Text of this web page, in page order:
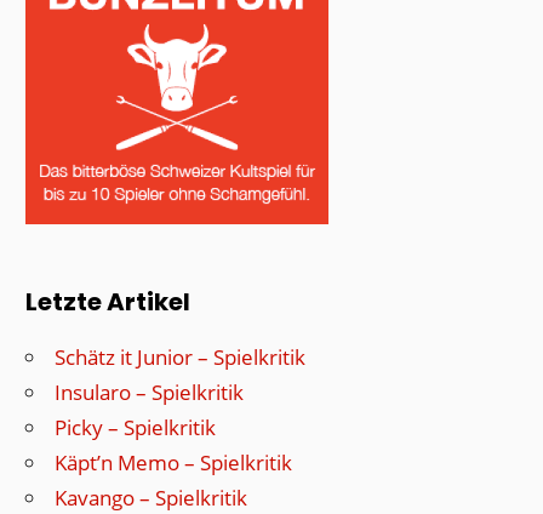
Letzte Artikel
Schätz it Junior – Spielkritik
Insularo – Spielkritik
Picky – Spielkritik
Käpt’n Memo – Spielkritik
Kavango – Spielkritik